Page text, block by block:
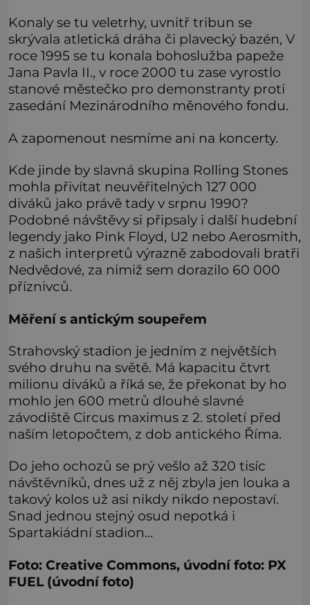
Konaly se tu veletrhy, uvnitř tribun se
skrývala atletická dráha či plavecký bazén, V
roce 1995 se tu konala bohoslužba papeže
Jana Pavla II., v roce 2000 tu zase vyrostlo
stanové městečko pro demonstranty proti
zasedání Mezinárodního měnového fondu.
A zapomenout nesmíme ani na koncerty.
Kde jinde by slavná skupina Rolling Stones
mohla přivítat neuvěřitelných 127 000
diváků jako právě tady v srpnu 1990?
Podobné návštěvy si připsaly i další hudební
legendy jako Pink Floyd, U2 nebo Aerosmith,
z našich interpretů výrazně zabodovali bratři
Nedvědové, za nimiž sem dorazilo 60 000
příznivců.
Měření s antickým soupeřem
Strahovský stadion je jedním z největších
svého druhu na světě. Má kapacitu čtvrt
milionu diváků a říká se, že překonat by ho
mohlo jen 600 metrů dlouhé slavné
závodiště Circus maximus z 2. století před
naším letopočtem, z dob antického Říma.
Do jeho ochozů se prý vešlo až 320 tisíc
návštěvníků, dnes už z něj zbyla jen louka a
takový kolos už asi nikdy nikdo nepostaví.
Snad jednou stejný osud nepotká i
Spartakiádní stadion…
Foto: Creative Commons, úvodní foto: PX
FUEL (úvodní foto)